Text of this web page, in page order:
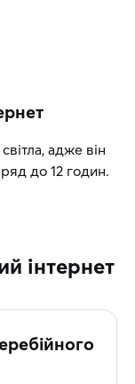
адже він
до 12 годин.
інтернет